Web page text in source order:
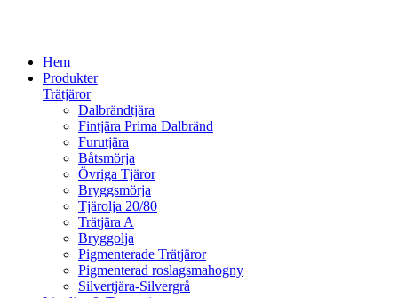
Hem
Produkter
Trätjäror
Dalbrändtjära
Fintjära Prima Dalbränd
Furutjära
Båtsmörja
Övriga Tjäror
Bryggsmörja
Tjärolja 20/80
Trätjära A
Bryggolja
Pigmenterade Trätjäror
Pigmenterad roslagsmahogny
Silvertjära-Silvergrå